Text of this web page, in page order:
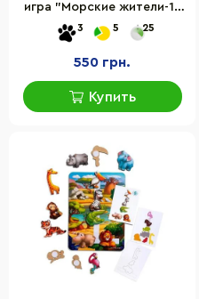
игра "Морские жители-1"
Ubumblebees (ПСД003)
PSD003 сортер-комодик
3 5 25
550 грн.
Купить